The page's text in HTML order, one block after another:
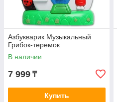
Азбукварик Музыкальный
Грибок-теремок
В наличии
7 999 ₸
Купить